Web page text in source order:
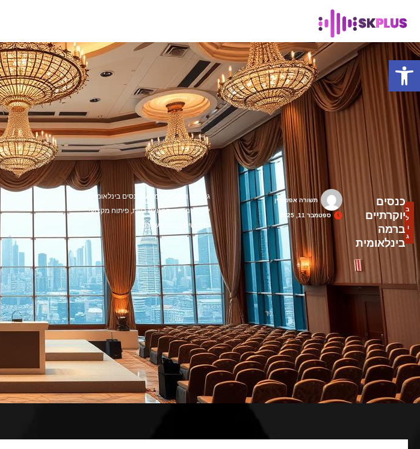
ב
ל
ו
ג
כנסים
יוקרתיים
ברמה
בינלאומית
תשורה אפשטיין
ספטמבר 11, 2025
גלו את המדריך המלא לכנסים בינלאומיים
יוקרתיים – הזדמנויות רשת, פיתוח מקצועי
וחידושים בתחום שלכם.
פתח סרגל נגישות